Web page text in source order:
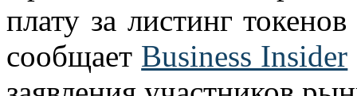
плату за листинг
сообщает Business Insider